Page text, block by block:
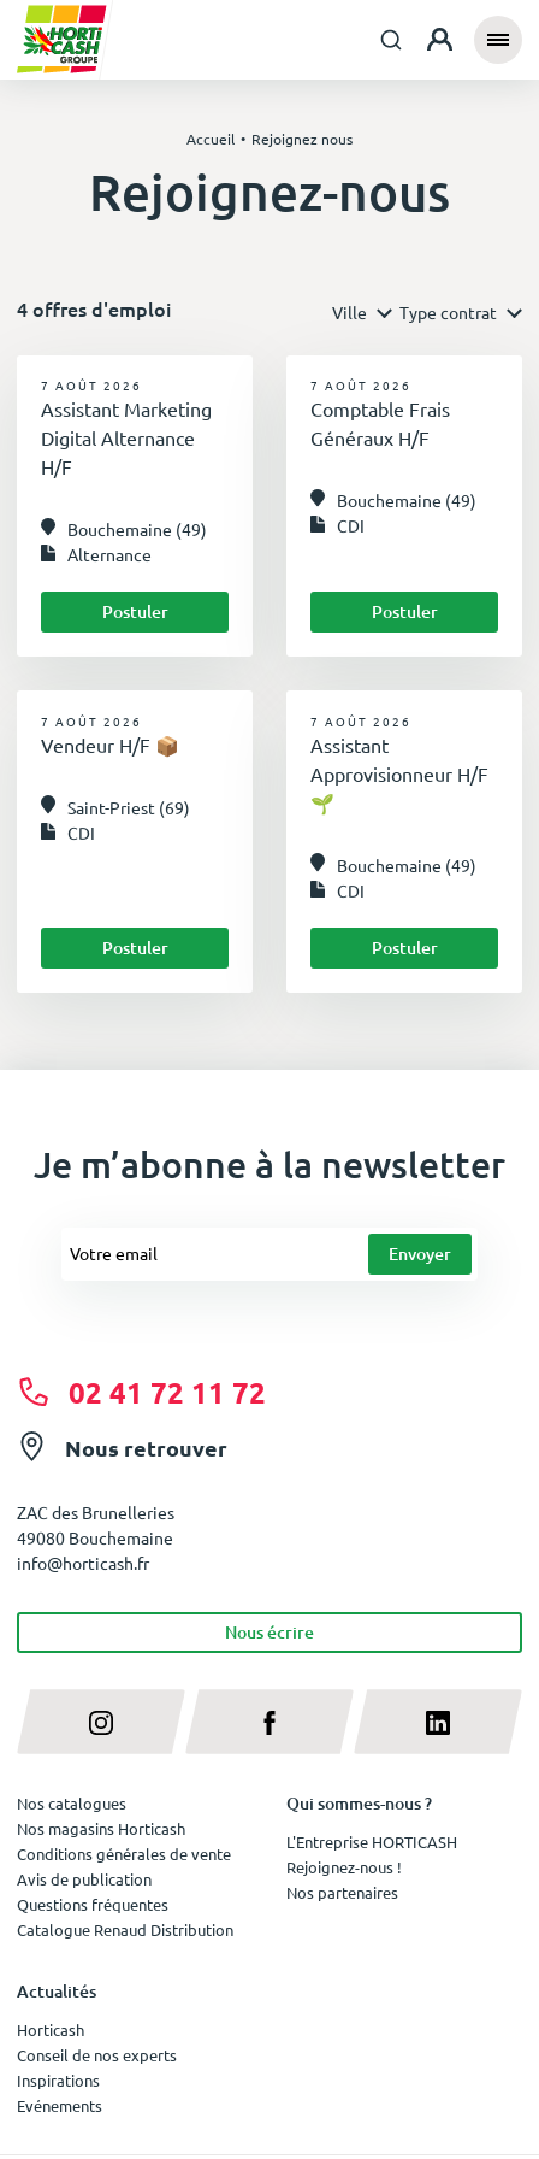
Accueil Rejoignez nous
Rejoignez-nous
4 offres d'emploi Ville Type contrat
7 AOÛT 2026
Assistant Marketing
Digital Alternance
H/F
Bouchemaine (49)
Alternance
Postuler
7 AOÛT 2026
Comptable Frais
Généraux H/F
Bouchemaine (49)
CDI
Postuler
7 AOÛT 2026
Vendeur H/F 📦
Saint-Priest (69)
CDI
Postuler
7 AOÛT 2026
Assistant
Approvisionneur H/F
🌱
Bouchemaine (49)
CDI
Postuler
Je m’abonne à la newsletter
02 41 72 11 72
Nous retrouver
ZAC des Brunelleries
49080 Bouchemaine
info@horticash.fr
Nous écrire
Nos catalogues
Nos magasins Horticash
Conditions générales de vente
Avis de publication
Questions fréquentes
Catalogue Renaud Distribution
Qui sommes-nous ?
L'Entreprise HORTICASH
Rejoignez-nous !
Nos partenaires
Actualités
Horticash
Conseil de nos experts
Inspirations
Evénements